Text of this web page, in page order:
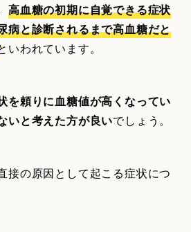
高血糖の初期に自覚できる症状
病と診断されるまで高血糖だと
いわれています。
を頼りに血糖値が高くなってい
いと考えた方が良いでしょう。
接の原因として起こる症状につ